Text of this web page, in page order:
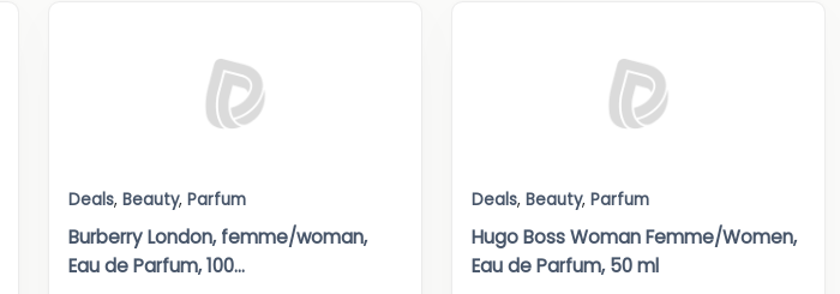
Deals, Beauty, Parfum
Burberry London, femme/woman,
Eau de Parfum, 100...
Deals, Beauty, Parfum
Hugo Boss Woman Femme/Women,
Eau de Parfum, 50 ml